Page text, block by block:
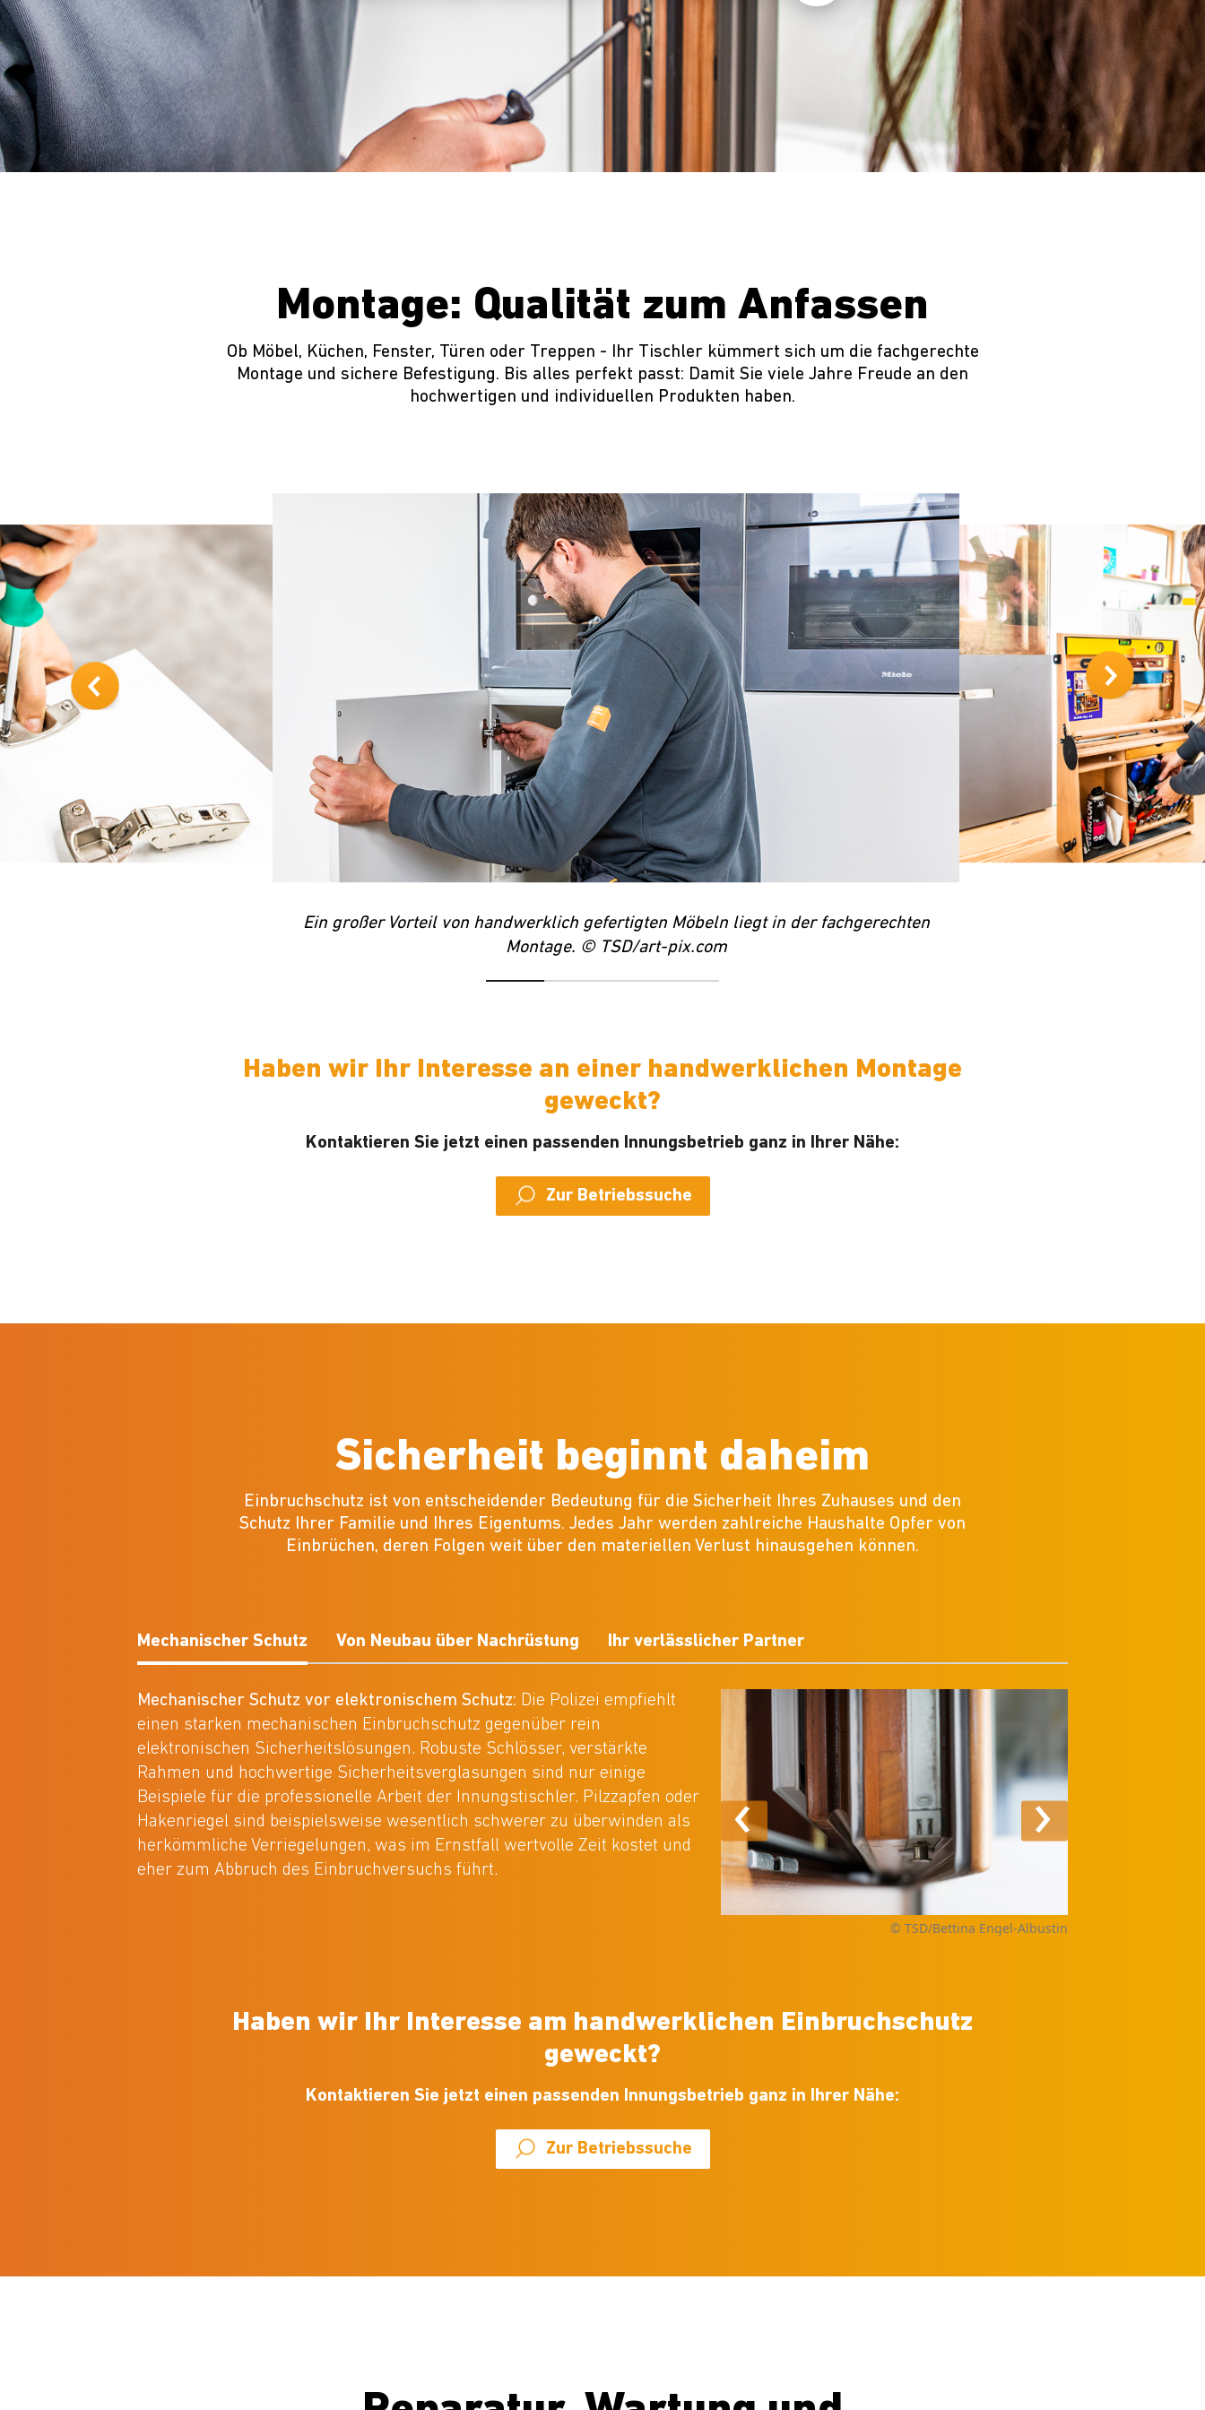
Montage: Qualität zum Anfassen
Ob Möbel, Küchen, Fenster, Türen oder Treppen - Ihr Tischler kümmert sich um die fachgerechte
Montage und sichere Befestigung. Bis alles perfekt passt: Damit Sie viele Jahre Freude an den
hochwertigen und individuellen Produkten haben.
Ein großer Vorteil von handwerklich gefertigten Möbeln liegt in der fachgerechten
Montage. © TSD/art-pix.com
Haben wir Ihr Interesse an einer handwerklichen Montage
geweckt?
Kontaktieren Sie jetzt einen passenden Innungsbetrieb ganz in Ihrer Nähe:
Zur Betriebssuche
Sicherheit beginnt daheim
Einbruchschutz ist von entscheidender Bedeutung für die Sicherheit Ihres Zuhauses und den
Schutz Ihrer Familie und Ihres Eigentums. Jedes Jahr werden zahlreiche Haushalte Opfer von
Einbrüchen, deren Folgen weit über den materiellen Verlust hinausgehen können.
Mechanischer Schutz Von Neubau über Nachrüstung Ihr verlässlicher Partner
Mechanischer Schutz vor elektronischem Schutz: Die Polizei empfiehlt
einen starken mechanischen Einbruchschutz gegenüber rein
elektronischen Sicherheitslösungen. Robuste Schlösser, verstärkte
Rahmen und hochwertige Sicherheitsverglasungen sind nur einige
Beispiele für die professionelle Arbeit der Innungstischler. Pilzzapfen oder
Hakenriegel sind beispielsweise wesentlich schwerer zu überwinden als
herkömmliche Verriegelungen, was im Ernstfall wertvolle Zeit kostet und
eher zum Abbruch des Einbruchversuchs führt.
© TSD/Bettina Engel-Albustin
‹ ›
Haben wir Ihr Interesse am handwerklichen Einbruchschutz
geweckt?
Kontaktieren Sie jetzt einen passenden Innungsbetrieb ganz in Ihrer Nähe:
Zur Betriebssuche